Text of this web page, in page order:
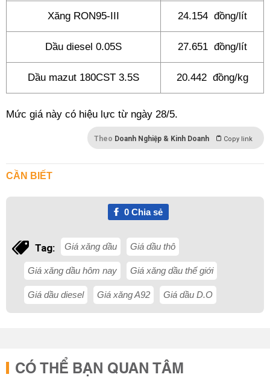
Xăng RON95-III 24.154 đồng/lít
Dầu diesel 0.05S 27.651 đồng/lít
Dầu mazut 180CST 3.5S 20.442 đồng/kg
Mức giá này có hiệu lực từ ngày 28/5.
Theo Doanh Nghiệp & Kinh Doanh Copy link
CẦN BIẾT
0Chia sẻ
Tag: Giá xăng dầu Giá dầu thô
Giá xăng dầu hôm nay Giá xăng dầu thế giới
Giá dầu diesel Giá xăng A92 Giá dầu D.O
CÓ THỂ BẠN QUAN TÂM